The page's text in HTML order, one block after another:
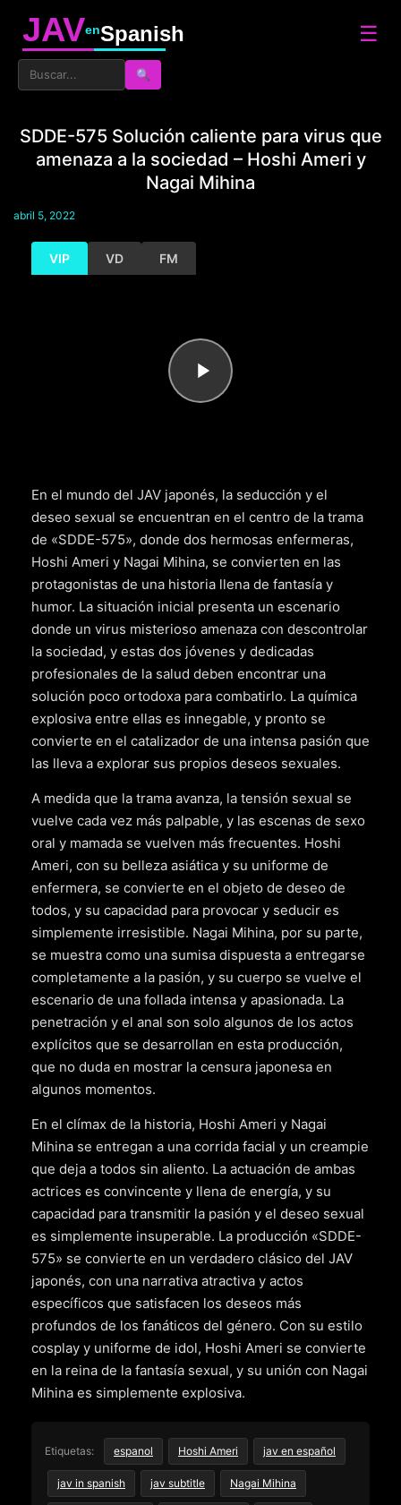
JAVenSpanish ☰
🔍
SDDE-575 Solución caliente para virus que
amenaza a la sociedad – Hoshi Ameri y
Nagai Mihina
abril 5, 2022
VIP VD FM
En el mundo del JAV japonés, la seducción y el
deseo sexual se encuentran en el centro de la trama
de «SDDE-575», donde dos hermosas enfermeras,
Hoshi Ameri y Nagai Mihina, se convierten en las
protagonistas de una historia llena de fantasía y
humor. La situación inicial presenta un escenario
donde un virus misterioso amenaza con descontrolar
la sociedad, y estas dos jóvenes y dedicadas
profesionales de la salud deben encontrar una
solución poco ortodoxa para combatirlo. La química
explosiva entre ellas es innegable, y pronto se
convierte en el catalizador de una intensa pasión que
las lleva a explorar sus propios deseos sexuales.
A medida que la trama avanza, la tensión sexual se
vuelve cada vez más palpable, y las escenas de sexo
oral y mamada se vuelven más frecuentes. Hoshi
Ameri, con su belleza asiática y su uniforme de
enfermera, se convierte en el objeto de deseo de
todos, y su capacidad para provocar y seducir es
simplemente irresistible. Nagai Mihina, por su parte,
se muestra como una sumisa dispuesta a entregarse
completamente a la pasión, y su cuerpo se vuelve el
escenario de una follada intensa y apasionada. La
penetración y el anal son solo algunos de los actos
explícitos que se desarrollan en esta producción,
que no duda en mostrar la censura japonesa en
algunos momentos.
En el clímax de la historia, Hoshi Ameri y Nagai
Mihina se entregan a una corrida facial y un creampie
que deja a todos sin aliento. La actuación de ambas
actrices es convincente y llena de energía, y su
capacidad para transmitir la pasión y el deseo sexual
es simplemente insuperable. La producción «SDDE-
575» se convierte en un verdadero clásico del JAV
japonés, con una narrativa atractiva y actos
específicos que satisfacen los deseos más
profundos de los fanáticos del género. Con su estilo
cosplay y uniforme de idol, Hoshi Ameri se convierte
en la reina de la fantasía sexual, y su unión con Nagai
Mihina es simplemente explosiva.
Etiquetas: espanol Hoshi Ameri jav en español
jav in spanish jav subtitle Nagai Mihina